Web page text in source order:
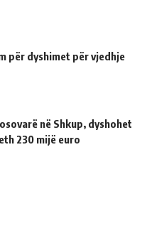
për dyshimet për vjedhje
në Shkup, dyshohet
230 mijë euro